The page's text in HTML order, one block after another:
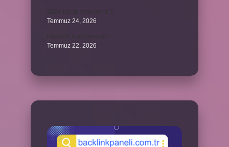
Temmuz 24, 2026
Temmuz 22, 2026